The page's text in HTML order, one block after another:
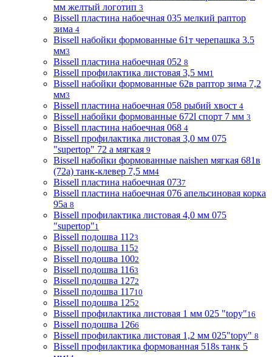
мм желтый логотип 3
Bissell пластина набоечная 035 мелкий раптор
зима 4
Bissell набойки формованные 61т черепашка 3.5
мм3
Bissell пластина набоечная 052 8
Bissell профилактика листовая 3,5 мм1
Bissell набойки формованные 62в раптор зима 7,2
мм3
Bissell пластина набоечная 058 рыбий хвост 4
Bissell набойки формованные 672l спорт 7 мм 3
Bissell пластина набоечная 068 4
Bissell профилактика листовая 3,0 мм 075
"supertop" 72 а мягкая 9
Bissell набойки формованные naishen мягкая 681в
(72a) танк-клевер 7,5 мм4
Bissell пластина набоечная 0737
Bissell пластина набоечная 076 апельсиновая корка
95а 8
Bissell профилактика листовая 4,0 мм 075
"supertop"1
Bissell подошва 1123
Bissell подошва 1152
Bissell подошва 1002
Bissell подошва 1163
Bissell подошва 1272
Bissell подошва 11710
Bissell подошва 1252
Bissell профилактика листовая 1 мм 025 "topy"16
Bissell подошва 1266
Bissell профилактика листовая 1,2 мм 025"topy" 8
Bissell профилактика формованная 518s танк 5